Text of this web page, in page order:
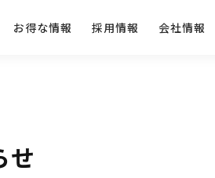
お得な情報 採用情報 会社情報
せ